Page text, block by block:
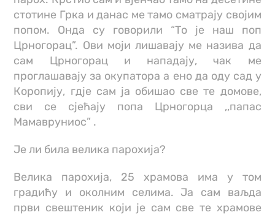
стотине Грка и данас ме тамо сматрају својим
попом. Онда су говорили “То је наш поп
Црногорац”. Ови моји лишавају ме назива да
сам Црногорац и нападају, чак ме
проглашавају за окупатора а ено да оду сад у
Коропију, гдје сам ја обишао све те домове,
сви се сјећају попа Црногорца ,,папас
Мамавруниос” .
Је ли била велика парохија?
Велика парохија, 25 храмова има у том
градићу и околним селима. Ја сам ваљда
први свештеник који је сам све те храмове